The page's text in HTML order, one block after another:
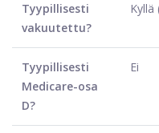
Tyypillisesti
vakuutettu?
Kyllä
Tyypillisesti
Medicare-osa
D?
Ei